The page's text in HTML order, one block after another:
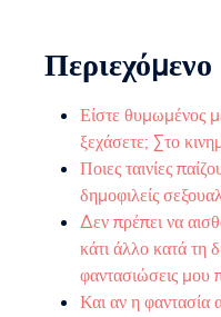
Περιεχόμενο
Είστε θυμωμένος
ξεχάσετε; Στο
Ποιες ταινίες
δημοφιλείς
Δεν πρέπει να
κάτι άλλο κατά τη
φαντασιώσεις μου
Και αν η φαντασία